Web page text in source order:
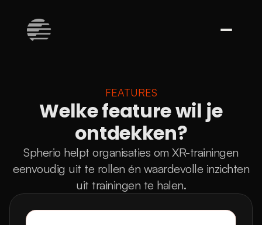
FEATURES
Welke feature wil je
ontdekken?
Spherio helpt organisaties om XR-trainingen
eenvoudig uit te rollen én waardevolle inzichten
uit trainingen te halen.